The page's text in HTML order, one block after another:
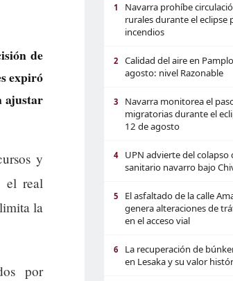
de
expiró
ajustar
y
el real
la
por
1
Navarra prohíbe
rurales durante el eclipse
incendios
2
Calidad del aire en
agosto: nivel Razonable
3
Navarra monitorea el
migratorias durante el
12 de agosto
4
UPN advierte del colapso
sanitario navarro bajo
5
El asfaltado de la calle
genera alteraciones de
en el acceso vial
6
La recuperación de
en Lesaka y su valor